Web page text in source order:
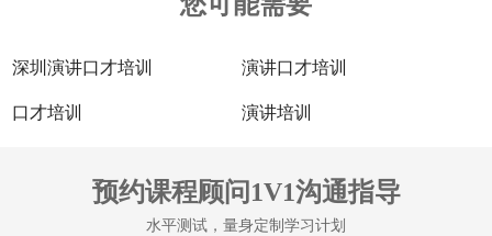
深圳演讲口才培训 演讲口才培训
口才培训 演讲培训
预约课程顾问1V1沟通指导
水平测试，量身定制学习计划